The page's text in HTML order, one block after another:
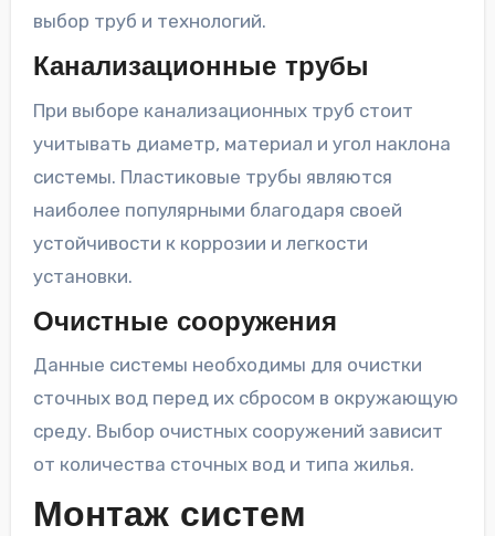
выбор труб и технологий.
Канализационные трубы
При выборе канализационных труб стоит
учитывать диаметр, материал и угол наклона
системы. Пластиковые трубы являются
наиболее популярными благодаря своей
устойчивости к коррозии и легкости
установки.
Очистные сооружения
Данные системы необходимы для очистки
сточных вод перед их сбросом в окружающую
среду. Выбор очистных сооружений зависит
от количества сточных вод и типа жилья.
Монтаж систем